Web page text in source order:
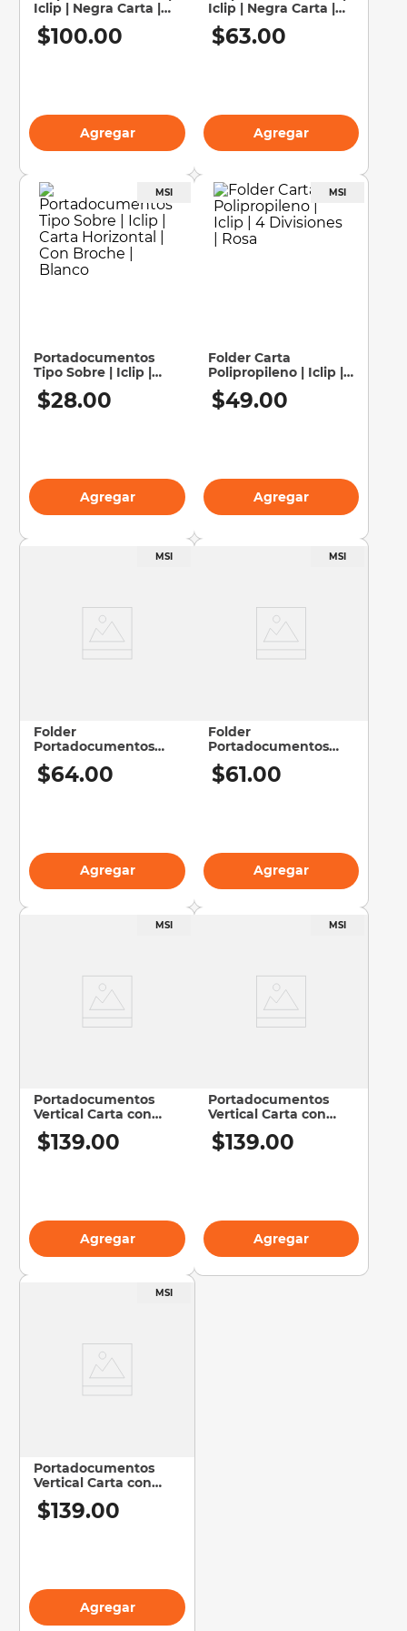
Iclip | Negra Carta |
40 Protectores
$100.00
Agregar
Iclip | Negra Carta |
20 Protectores
$63.00
Agregar
Portadocumentos
Tipo Sobre | Iclip |
Carta Horizontal | Con
Broche | Blanco
$28.00
Agregar
Folder Carta
Polipropileno | Iclip |
4 Divisiones | Rosa
$49.00
Agregar
Folder
Portadocumentos
Carta | Iclip | Con Liga
| Blanco
$64.00
Agregar
Folder
Portadocumentos
Carta | Iclip | Con Liga
| Violeta
$61.00
Agregar
Portadocumentos
Vertical Carta con
Liga Iclip Blanco |
Protección
$139.00
Agregar
Portadocumentos
Vertical Carta con
Liga Iclip Violeta |
Organización
$139.00
Agregar
Portadocumentos
Vertical Carta con
Liga Iclip Aqua |
Archivo
$139.00
Agregar
silla